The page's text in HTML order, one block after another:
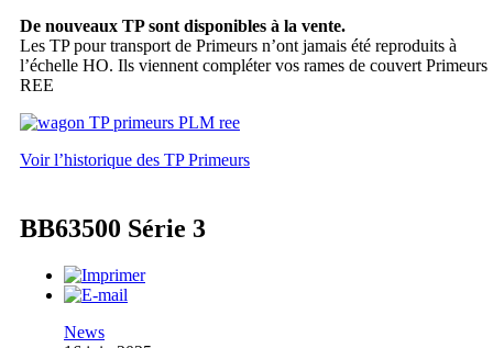
De nouveaux TP sont disponibles à la vente.
Les TP pour transport de Primeurs n’ont jamais été reproduits à
l’échelle HO. Ils viennent compléter vos rames de couvert Primeurs
REE
Voir l’historique des TP Primeurs
BB63500 Série 3
News